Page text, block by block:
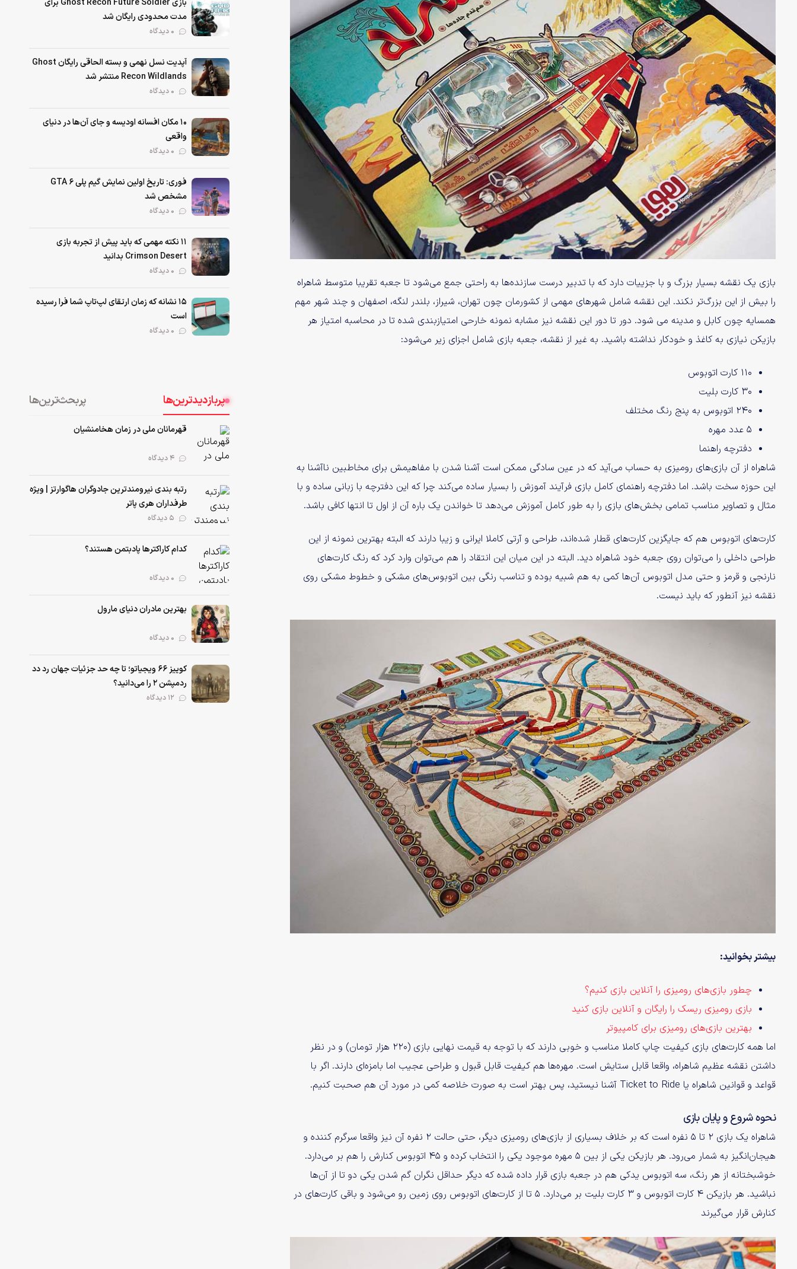
بازی Ghost Recon Future Soldier برای
مدت محدودی رایگان شد
آپدیت نسل نهمی و بسته الحاقی رایگان Ghost
Recon Wildlands منتشر شد
۱۰ مکان افسانه اودیسه و جای آن‌ها در دنیای
واقعی
فوری: تاریخ اولین نمایش گیم پلی GTA 6
مشخص شد
۱۱ نکته‌ مهمی که باید پیش از تجربه بازی
Crimson Desert بدانید
۱۵ نشانه که زمان ارتقای لپ‌تاپ شما فرا رسیده
است
پربازدیدترین‌ها پربحث‌ترین‌ها
قهرمانان ملی در زمان هخامنشیان
رتبه بندی نیرومند‌ترین جادوگران هاگوارتز | ویژه
طرفداران هری پاتر
کدام کاراکترها پادبتمن هستند؟
بهترین مادران دنیای مارول
کوییز ۶۶ ویجیاتو؛ تا چه حد جزئیات جهان رد دد
ردمپشن ۲ را می‌دانید؟
بازی یک نقشه بسیار بزرگ و با جزییات دارد که با تدبیر درست سازنده‌ها به راحتی جمع می‌شود تا جعبه تقریبا متوسط شاهراه
را بیش از این بزرگ‌تر نکند. این نقشه شامل شهرهای مهمی از کشورمان چون تهران، شیراز، بلندر لنگه، اصفهان و چند شهر مهم
همسایه چون کابل و مدینه می شود. دور تا دور این نقشه نیز مشابه نمونه خارحی امتیازبندی شده تا در محاسبه امتیاز هر
بازیکن نیازی به کاغذ و خودکار نداشته باشید. به غیر از نقشه، جعبه بازی شامل اجزای زیر می‌شود:
۱۱۰ کارت اتوبوس
۳۰ کارت بلیت
۲۴۰ اتوبوس به پنج رنگ مختلف
۵ عدد مهره
دفترچه راهنما
شاهراه از آن بازی‌های رومیزی به حساب می‌آید که در عین سادگی ممکن است آشنا شدن با مفاهیمش برای مخاطبین ناآشنا به
این حوزه سخت باشد. اما دفترچه راهنمای کامل بازی فرآیند آموزش را بسیار ساده می‌کند چرا که این دفترچه با زبانی ساده و با
مثال و تصاویر مناسب تمامی بخش‌های بازی را به طور کامل آموزش می‌دهد تا خواندن یک باره آن از اول تا انتها کافی باشد.
کارت‌های اتوبوس هم که جایگزین کارت‌های قطار شده‌اند، طراحی و آرتی کاملا ایرانی و زیبا دارند که البته بهترین نمونه از این
طراحی داخلی را می‌توان روی جعبه خود شاهراه دید. البته در این میان این انتقاد را هم می‌توان وارد کرد که رنگ کارت‌های
نارنجی و قرمز و حتی مدل اتوبوس‌ آن‌ها کمی به هم شبیه بوده و تناسب رنگی بین اتوبوس‌های مشکی و خطوط مشکی روی
نقشه نیز آنطور که باید نیست.
بیشتر بخوانید:
چطور بازی‌های رومیزی را آنلاین بازی کنیم؟
بازی رومیزی ریسک را رایگان و آنلاین بازی کنید
بهترین بازی‌های رومیزی برای کامپیوتر
اما همه کارت‌های بازی کیفیت چاپ کاملا مناسب و خوبی دارند که با توجه به قیمت نهایی بازی (۲۲۰ هزار تومان) و در نظر
داشتن نقشه عظیم شاهراه، واقعا قابل ستایش است. مهره‌ها هم کیفیت قابل قبول و طراحی عجیب اما بامزه‌ای دارند. اگر با
قواعد و قوانین شاهراه یا Ticket to Ride آشنا نیستید، پس بهتر است به صورت خلاصه کمی در مورد آن هم صحبت کنیم.
نحوه شروع و پایان بازی
شاهراه یک بازی ۲ تا ۵ نفره است که بر خلاف بسیاری از بازی‌های رومیزی دیگر، حتی حالت ۲ نفره آن نیز واقعا سرگرم کننده و
هیجان‌انگیز به شمار می‌رود. هر بازیکن یکی از بین ۵ مهره موجود یکی را انتخاب کرده و ۴۵ اتوبوس کنارش را هم بر می‌دارد.
خوشبختانه از هر رنگ، سه اتوبوس یدکی هم در جعبه بازی قرار داده شده که دیگر حداقل نگران گم شدن یکی دو تا از آن‌ها
نباشید. هر بازیکن ۴ کارت اتوبوس و ۳ کارت بلیت بر می‌دارد. ۵ تا از کارت‌های اتوبوس روی زمین رو می‌شود و باقی کارت‌های در
کنارش قرار می‌گیرند